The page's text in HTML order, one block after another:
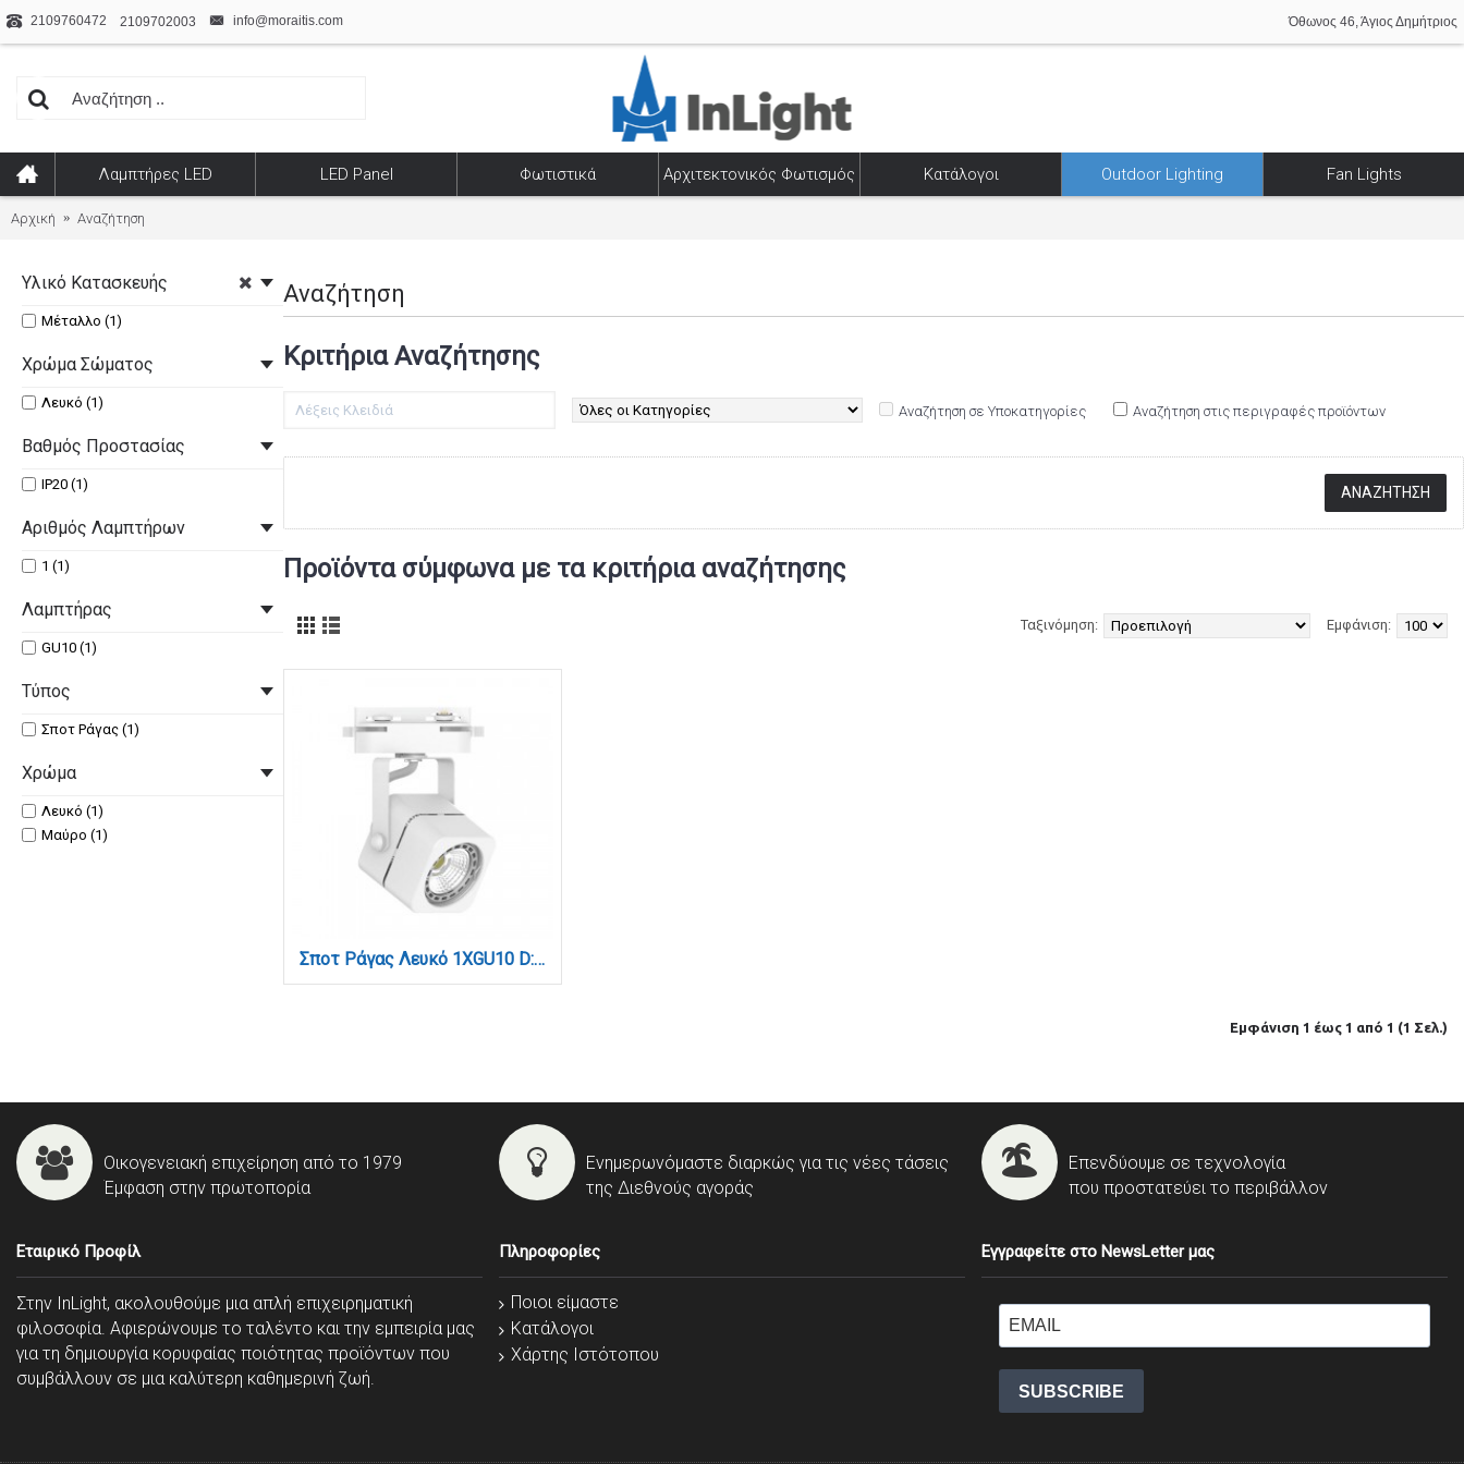
2109760472 2109702003 info@moraitis.com Όθωνος 46, Άγιος Δημήτριος
Λαμπτήρες LED LED Panel Φωτιστικά Αρχιτεκτονικός Φωτισμός Κατάλογοι Outdoor Lighting Fan Lights
Αρχική Αναζήτηση
Υλικό Κατασκευής
Μέταλλο (1)
Χρώμα Σώματος
Λευκό (1)
Βαθμός Προστασίας
IP20 (1)
Αριθμός Λαμπτήρων
1 (1)
Λαμπτήρας
GU10 (1)
Τύπος
Σποτ Ράγας (1)
Χρώμα
Λευκό (1)
Μαύρο (1)
Αναζήτηση
Κριτήρια Αναζήτησης
Αναζήτηση σε Υποκατηγορίες Αναζήτηση στις περιγραφές προϊόντων
Προϊόντα σύμφωνα με τα κριτήρια αναζήτησης
Εμφάνιση:
Ταξινόμηση:
Σποτ Ράγας Λευκό 1XGU10 D:8cmX14cm (T00700-WH)
Εμφάνιση 1 έως 1 από 1 (1 Σελ.)
Οικογενειακή επιχείρηση από το 1979
Έμφαση στην πρωτοπορία
Ενημερωνόμαστε διαρκώς για τις νέες τάσεις
της Διεθνούς αγοράς
Επενδύουμε σε τεχνολογία
που προστατεύει το περιβάλλον
Εταιρικό Προφίλ
Στην InLight, ακολουθούμε μια απλή επιχειρηματική
φιλοσοφία. Αφιερώνουμε το ταλέντο και την εμπειρία μας
για τη δημιουργία κορυφαίας ποιότητας προϊόντων που
συμβάλλουν σε μια καλύτερη καθημερινή ζωή.
Πληροφορίες
Ποιοι είμαστε
Κατάλογοι
Χάρτης Ιστότοπου
Εγγραφείτε στο NewsLetter μας
SUBSCRIBE